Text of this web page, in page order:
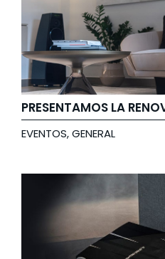
EVENTOS,GENERAL